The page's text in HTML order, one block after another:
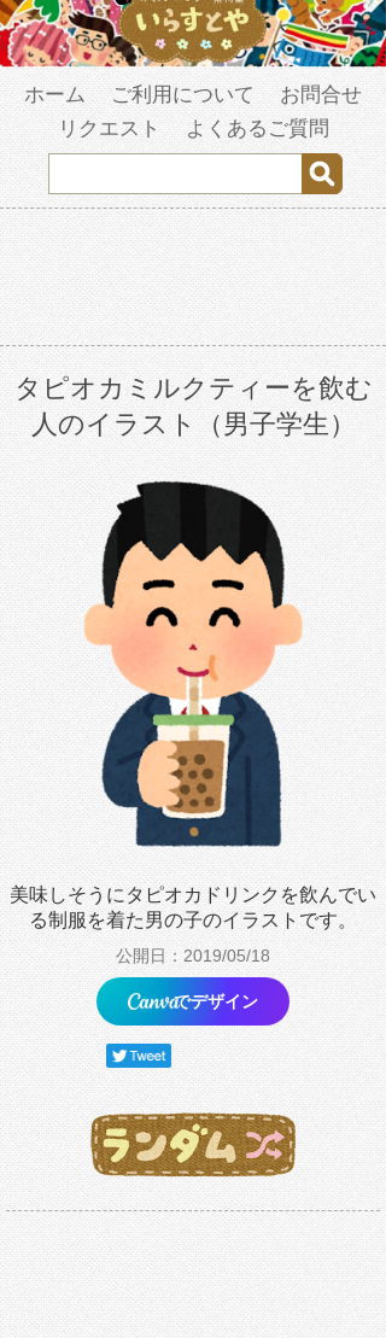
ホーム ご利用について
お問合せ
リクエスト
よくあるご質問
タピオカミルクティーを飲む
人のイラスト（男子学生）
美味しそうにタピオカドリンクを飲んでい
る制服を着た男の子のイラストです。
公開日：2019/05/18
でデザイン